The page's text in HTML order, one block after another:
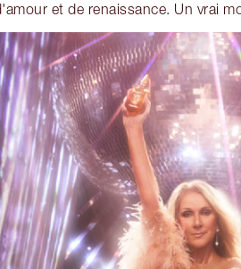
et de renaissance. Un vrai